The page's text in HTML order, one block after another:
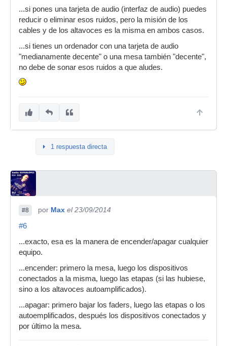
...si pones una tarjeta de audio (interfaz de audio) puedes
reducir o eliminar esos ruidos, pero la misión de los
cables y de los altavoces es la misma en ambos casos.
...si tienes un ordenador con una tarjeta de audio
"medianamente decente" o una mesa también "decente",
no debe de sonar esos ruidos a que aludes.
1 respuesta directa
#8 por Max el 23/09/2014
#6
...exacto, esa es la manera de encender/apagar cualquier
equipo.
...encender: primero la mesa, luego los dispositivos
conectados a la misma, luego las etapas (si las hubiese,
sino a los altavoces autoamplificados).
...apagar: primero bajar los faders, luego las etapas o los
autoemplificados, después los dispositivos conectados y
por último la mesa.